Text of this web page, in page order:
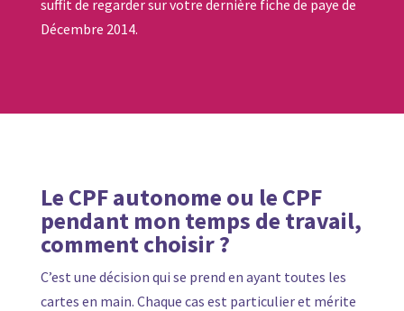
suffit de regarder sur votre dernière fiche de paye de
Décembre 2014.
Le CPF autonome ou le CPF
pendant mon temps de travail,
comment choisir ?
C’est une décision qui se prend en ayant toutes les
cartes en main. Chaque cas est particulier et mérite